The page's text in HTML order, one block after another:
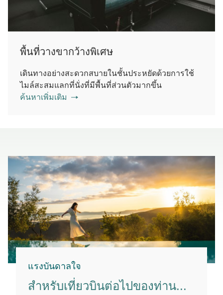
พื้นที่วางขากว้างพิเศษ
เดินทางอย่างสะดวกสบายในชั้นประหยัดด้วยการใช้
ไมล์สะสมแลกที่นั่งที่มีพื้นที่ส่วนตัวมากขึ้น
ค้นหาเพิ่มเติม
แรงบันดาลใจ
สําหรับเที่ยวบินต่อไปของท่าน...